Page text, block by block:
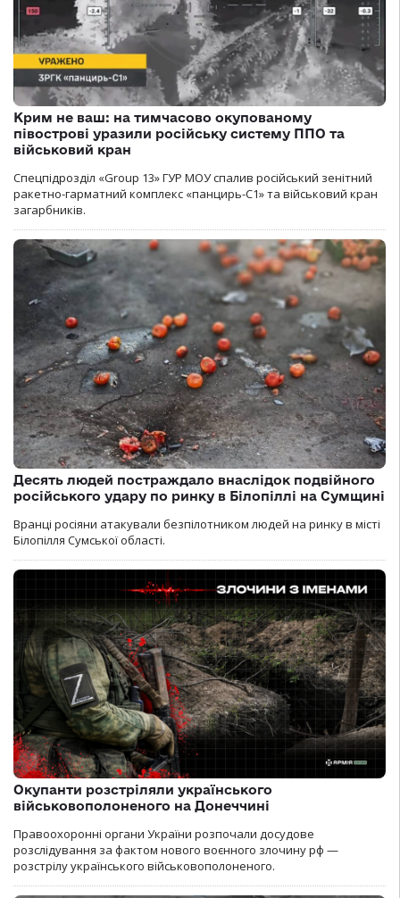
Крим не ваш: на тимчасово окупованому
півострові уразили російську систему ППО та
військовий кран
Спецпідрозділ «Group 13» ГУР МОУ спалив російський зенітний
ракетно-гарматний комплекс «панцирь-С1» та військовий кран
загарбників.
Десять людей постраждало внаслідок подвійного
російського удару по ринку в Білопіллі на Сумщині
Вранці росіяни атакували безпілотником людей на ринку в місті
Білопілля Сумської області.
Окупанти розстріляли українського
військовополоненого на Донеччині
Правоохоронні органи України розпочали досудове
розслідування за фактом нового воєнного злочину рф —
розстрілу українського військовополоненого.